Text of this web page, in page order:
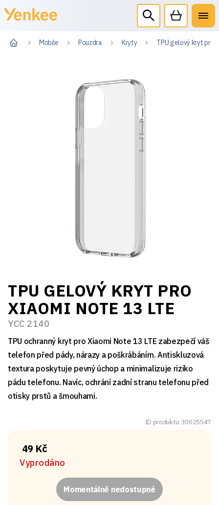
Mobile Pouzdra Kryty TPU gelový kryt pro
TPU GELOVÝ KRYT PRO
XIAOMI NOTE 13 LTE
YCC 2140
TPU ochranný kryt pro Xiaomi Note 13 LTE zabezpečí váš
telefon před pády, nárazy a poškrábáním. Antiskluzová
textura poskytuje pevný úchop a minimalizuje riziko
pádu telefonu. Navíc, ochrání zadní stranu telefonu před
otisky prstů a šmouhami.
ID produktu: 30025547
49 Kč
Vyprodáno
Momentálně nedostupné